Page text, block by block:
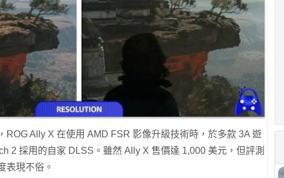
ROG Ally X 在使用 AMD FSR 影像升級技術時，於多款 3A 遊
2 採用的自家 DLSS。雖然 Ally X 售價達 1,000 美元，但評測
表現不俗。